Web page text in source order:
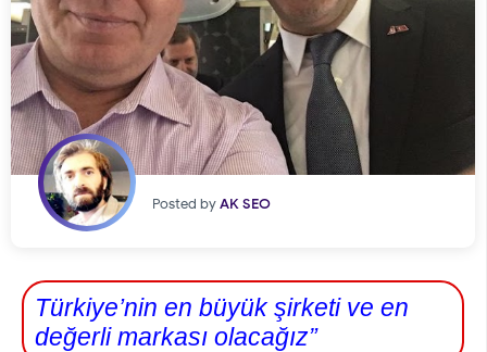
Posted byAK SEO
Türkiye’nin en büyük şirketi ve en
değerli markası olacağız”